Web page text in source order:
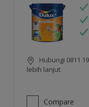
Hubungi 0811
lebih lanjut
Compare